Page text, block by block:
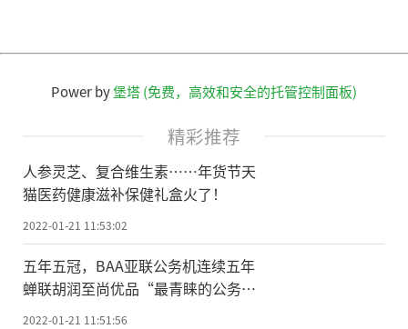
Power by堡塔 (免费，高效和安全的托管控制面板)
精彩推荐
人参灵芝、复合维生素……年货节天
猫医药健康滋补保健礼盒火了！
2022-01-21 11:53:02
五年五冠，BAA亚联公务机连续五年
蝉联胡润至尚优品“最青睐的公务机
运营商”
2022-01-21 11:51:56